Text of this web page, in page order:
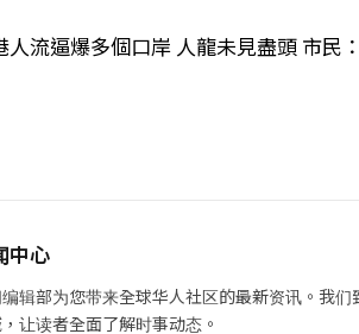
人流逼爆多個口岸 人龍未見盡頭 市民
中心
辑部为您带来全球华人社区的最新资讯。我
让读者全面了解时事动态。